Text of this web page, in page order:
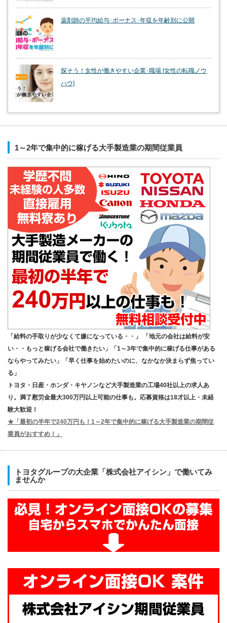
薬剤師の平均給与･ボーナス･年収を年齢別に公開
探そう！女性が働きやすい企業･職場 [女性の転職ノウ
ハウ]
1～2年で集中的に稼げる大手製造業の期間従業員
「給料の手取りが少なくて嫌になっている・・」 「地元の会社は給料が安
い・・もっと稼げる会社で働きたい」「1～3年で集中的に稼げる仕事がある
ならやってみたい」「早く仕事を始めたいのに、なかなか決まらず焦ってい
る」
トヨタ・日産・ホンダ・キヤノンなど大手製造業の工場40社以上の求人あ
り。満了慰労金最大300万円以上可能の仕事も。応募資格は18才以上・未経
験大歓迎！
★「最初の半年で240万円も！1～2年で集中的に稼げる大手製造業の期間従
業員がおすすめ！」
トヨタグループの大企業「株式会社アイシン」で働いてみ
ませんか